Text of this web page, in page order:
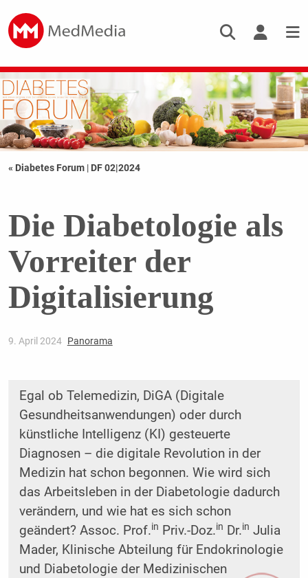
« Diabetes Forum | DF 02|2024
Die Diabetologie als
Vorreiter der
Digitalisierung
9. April 2024 Panorama
Egal ob Telemedizin, DiGA (Digitale
Gesundheitsanwendungen) oder durch
künstliche Intelligenz (KI) gesteuerte
Diagnosen – die digitale Revolution in der
Medizin hat schon begonnen. Wie wird sich
das Arbeitsleben in der Diabetologie dadurch
verändern, und wie hat es sich schon
geändert? Assoc. Prof.in Priv.-Doz.in Dr.in Julia
Mader, Klinische Abteilung für Endokrinologie
und Diabetologie der Medizinischen